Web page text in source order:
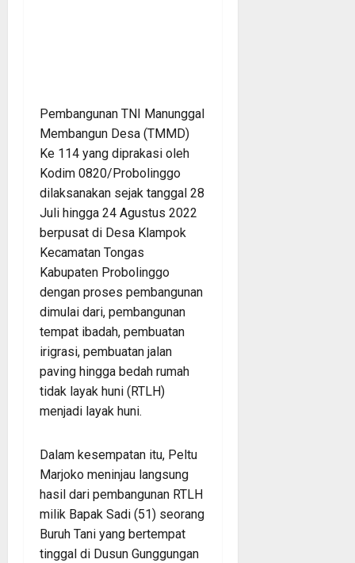
Pembangunan TNI Manunggal
Membangun Desa (TMMD)
Ke 114 yang diprakasi oleh
Kodim 0820/Probolinggo
dilaksanakan sejak tanggal 28
Juli hingga 24 Agustus 2022
berpusat di Desa Klampok
Kecamatan Tongas
Kabupaten Probolinggo
dengan proses pembangunan
dimulai dari, pembangunan
tempat ibadah, pembuatan
irigrasi, pembuatan jalan
paving hingga bedah rumah
tidak layak huni (RTLH)
menjadi layak huni.
Dalam kesempatan itu, Peltu
Marjoko meninjau langsung
hasil dari pembangunan RTLH
milik Bapak Sadi (51) seorang
Buruh Tani yang bertempat
tinggal di Dusun Gunggungan